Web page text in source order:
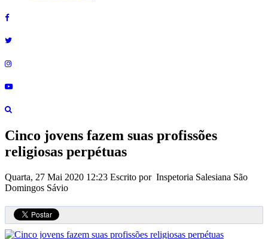
Cinco jovens fazem suas profissões
religiosas perpétuas
Quarta, 27 Mai 2020 12:23 Escrito por Inspetoria Salesiana São
Domingos Sávio